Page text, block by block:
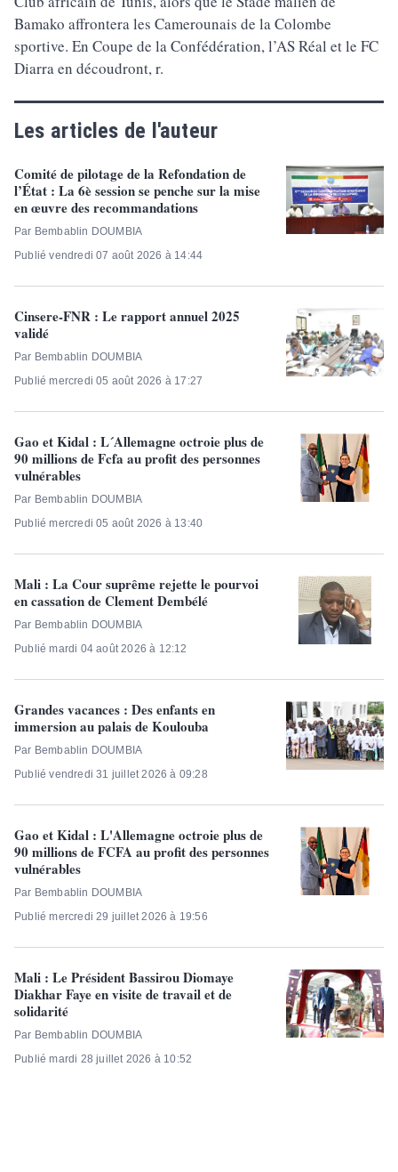
Bamako affrontera les Camerounais de la Colombe
sportive. En Coupe de la Confédération, l’AS Réal et le FC
Diarra en découdront, r.
Les articles de l'auteur
Comité de pilotage de la Refondation de
l’État : La 6è session se penche sur la mise
en œuvre des recommandations
Par Bembablin DOUMBIA
Publié vendredi 07 août 2026 à 14:44
Cinsere-FNR : Le rapport annuel 2025
validé
Par Bembablin DOUMBIA
Publié mercredi 05 août 2026 à 17:27
Gao et Kidal : L´Allemagne octroie plus de
90 millions de Fcfa au profit des personnes
vulnérables
Par Bembablin DOUMBIA
Publié mercredi 05 août 2026 à 13:40
Mali : La Cour suprême rejette le pourvoi
en cassation de Clement Dembélé
Par Bembablin DOUMBIA
Publié mardi 04 août 2026 à 12:12
Grandes vacances : Des enfants en
immersion au palais de Koulouba
Par Bembablin DOUMBIA
Publié vendredi 31 juillet 2026 à 09:28
Gao et Kidal : L'Allemagne octroie plus de
90 millions de FCFA au profit des personnes
vulnérables
Par Bembablin DOUMBIA
Publié mercredi 29 juillet 2026 à 19:56
Mali : Le Président Bassirou Diomaye
Diakhar Faye en visite de travail et de
solidarité
Par Bembablin DOUMBIA
Publié mardi 28 juillet 2026 à 10:52